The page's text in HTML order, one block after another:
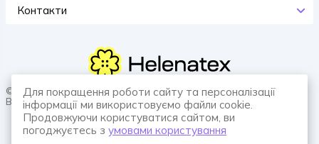
Контакти
© 2026 HELENATEX «Ґудзики, вішаки, нитки. Власне виробництво.
Все для швейної справи.»
Для покращення роботи сайту та персоналізації
інформації ми використовуємо файли cookie.
Продовжуючи користуватися сайтом, ви
погоджуєтесь з умовами користування